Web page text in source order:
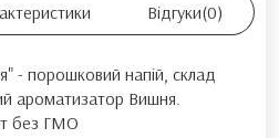
Відгуки(0)
- порошковий напій, склад
ароматизатор Вишня.
без ГМО